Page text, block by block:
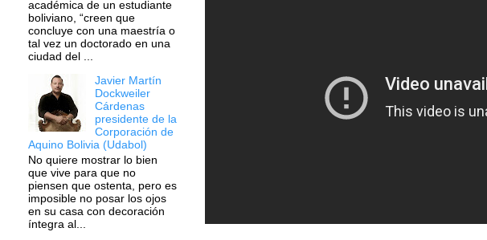
académica de un estudiante
boliviano, “creen que
concluye con una maestría o
tal vez un doctorado en una
ciudad del ...
Javier Martín
Dockweiler
Cárdenas
presidente de la
Corporación de
Aquino Bolivia (Udabol)
No quiere mostrar lo bien
que vive para que no
piensen que ostenta, pero es
imposible no posar los ojos
en su casa con decoración
íntegra al...